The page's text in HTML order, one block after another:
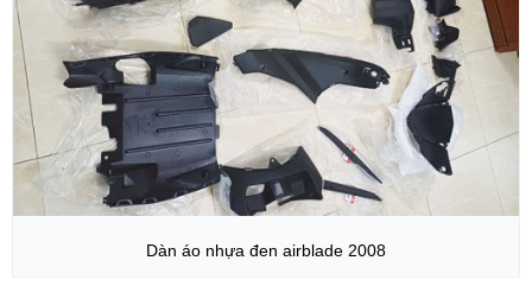
Dàn áo nhựa đen airblade 2008